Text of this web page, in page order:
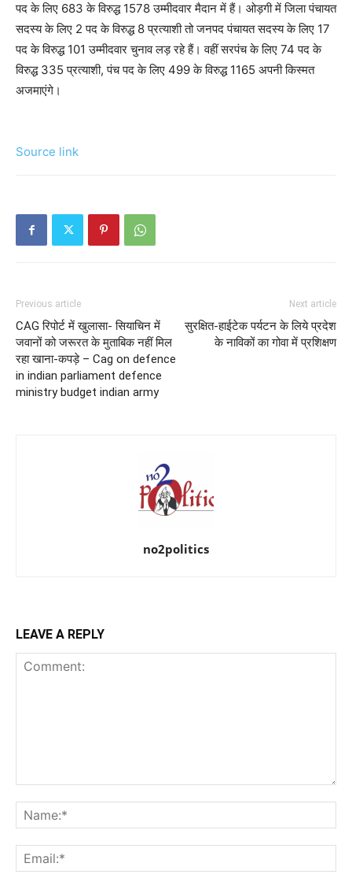
पद के लिए 683 के विरुद्ध 1578 उम्मीदवार मैदान में हैं। ओड़गी में जिला पंचायत
सदस्य के लिए 2 पद के विरुद्ध 8 प्रत्याशी तो जनपद पंचायत सदस्य के लिए 17
पद के विरुद्ध 101 उम्मीदवार चुनाव लड़ रहे हैं। वहीं सरपंच के लिए 74 पद के
विरुद्ध 335 प्रत्याशी, पंच पद के लिए 499 के विरुद्ध 1165 अपनी किस्मत
अजमाएंगे।
Source link
Previous article
CAG रिपोर्ट में खुलासा- सियाचिन में
जवानों को जरूरत के मुताबिक नहीं मिल
रहा खाना-कपड़े – Cag on defence
in indian parliament defence
ministry budget indian army
Next article
सुरक्षित-हाईटेक पर्यटन के लिये प्रदेश
के नाविकों का गोवा में प्रशिक्षण
no2politics
LEAVE A REPLY